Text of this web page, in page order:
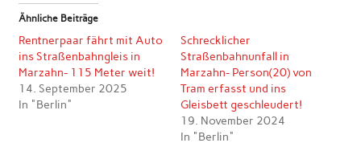
Ähnliche Beiträge
Rentnerpaar fährt mit Auto
ins Straßenbahngleis in
Marzahn- 115 Meter weit!
14. September 2025
In "Berlin"
Schrecklicher
Straßenbahnunfall in
Marzahn- Person(20) von
Tram erfasst und ins
Gleisbett geschleudert!
19. November 2024
In "Berlin"